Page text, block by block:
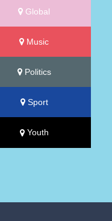
Global
Music
Politics
Sport
Youth